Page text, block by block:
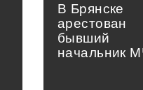
В Брянске
арестован
бывший
начальник